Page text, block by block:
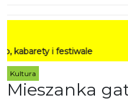
i festiwale
Kultura
Mieszanka